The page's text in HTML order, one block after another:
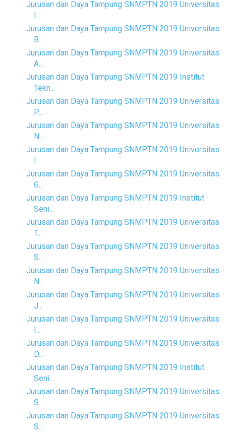
Jurusan dan Daya Tampung SNMPTN 2019 Universitas
I...
Jurusan dan Daya Tampung SNMPTN 2019 Universitas
B...
Jurusan dan Daya Tampung SNMPTN 2019 Universitas
A...
Jurusan dan Daya Tampung SNMPTN 2019 Institut
Tekn...
Jurusan dan Daya Tampung SNMPTN 2019 Universitas
P...
Jurusan dan Daya Tampung SNMPTN 2019 Universitas
N...
Jurusan dan Daya Tampung SNMPTN 2019 Universitas
I...
Jurusan dan Daya Tampung SNMPTN 2019 Universitas
G...
Jurusan dan Daya Tampung SNMPTN 2019 Institut
Seni...
Jurusan dan Daya Tampung SNMPTN 2019 Universitas
T...
Jurusan dan Daya Tampung SNMPTN 2019 Universitas
S...
Jurusan dan Daya Tampung SNMPTN 2019 Universitas
N...
Jurusan dan Daya Tampung SNMPTN 2019 Universitas
J...
Jurusan dan Daya Tampung SNMPTN 2019 Universitas
I...
Jurusan dan Daya Tampung SNMPTN 2019 Universitas
D...
Jurusan dan Daya Tampung SNMPTN 2019 Institut
Seni...
Jurusan dan Daya Tampung SNMPTN 2019 Universitas
S...
Jurusan dan Daya Tampung SNMPTN 2019 Universitas
S...